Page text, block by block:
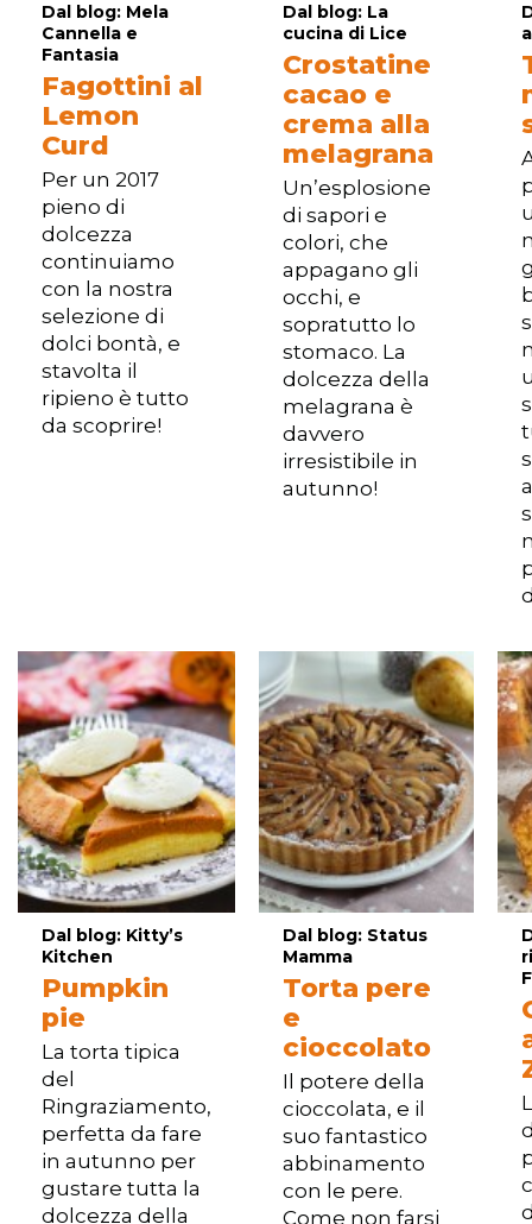
Dal blog: Mela
Cannella e
Fantasia
Fagottini al
Lemon
Curd
Per un 2017
pieno di
dolcezza
continuiamo
con la nostra
selezione di
dolci bontà, e
stavolta il
ripieno è tutto
da scoprire!
Dal blog: La
cucina di Lice
Crostatine
cacao e
crema alla
melagrana
Un’esplosione
di sapori e
colori, che
appagano gli
occhi, e
sopratutto lo
stomaco. La
dolcezza della
melagrana è
davvero
irresistibile in
autunno!
Dal blog: Kitty’s
Kitchen
Pumpkin
pie
La torta tipica
del
Ringraziamento,
perfetta da fare
in autunno per
gustare tutta la
dolcezza della
Dal blog: Status
Mamma
Torta pere
e
cioccolato
Il potere della
cioccolata, e il
suo fantastico
abbinamento
con le pere.
Come non farsi